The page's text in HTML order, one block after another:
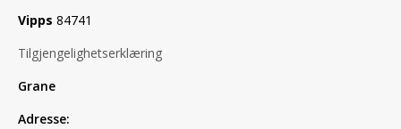
Vipps 84741
Tilgjengelighetserklæring
Grane
Adresse: